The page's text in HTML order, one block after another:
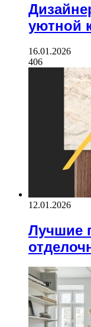
уютной
16.01.2026
406
12.01.2026
Лучшие